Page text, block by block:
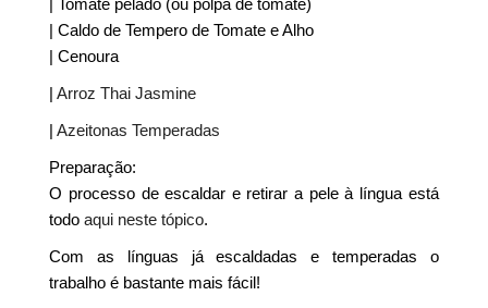
| Tomate pelado (ou polpa de tomate)
| Caldo de Tempero de Tomate e Alho
| Cenoura
|Arroz Thai Jasmine
|Azeitonas Temperadas
Preparação:
O processo de escaldar e retirar a pele à língua está
todoaqui neste tópico.
Com as línguas já escaldadas e temperadas o
trabalho é bastante mais fácil!